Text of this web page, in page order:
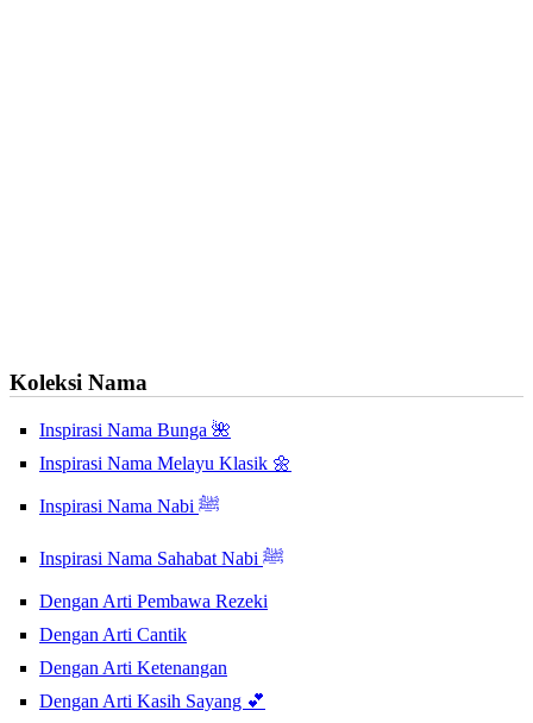
Koleksi Nama
Inspirasi Nama Bunga 🌺
Inspirasi Nama Melayu Klasik 🌼
Inspirasi Nama Nabi ﷺ
Inspirasi Nama Sahabat Nabi ﷺ
Dengan Arti Pembawa Rezeki
Dengan Arti Cantik
Dengan Arti Ketenangan
Dengan Arti Kasih Sayang 💕